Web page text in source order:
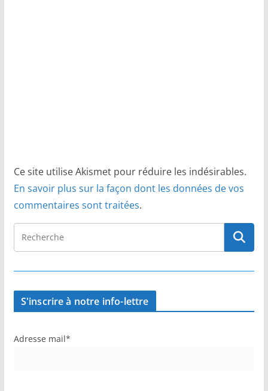
Ce site utilise Akismet pour réduire les indésirables.
En savoir plus sur la façon dont les données de vos
commentaires sont traitées.
S'inscrire à notre info-lettre
Adresse mail*